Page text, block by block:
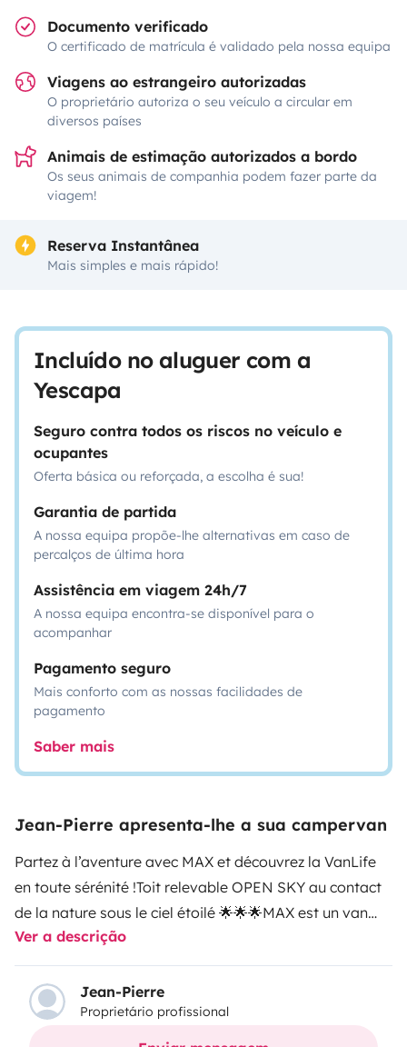
Documento verificado
O certificado de matrícula é validado pela nossa equipa
Viagens ao estrangeiro autorizadas
O proprietário autoriza o seu veículo a circular em
diversos países
Animais de estimação autorizados a bordo
Os seus animais de companhia podem fazer parte da
viagem!
Reserva Instantânea
Mais simples e mais rápido!
Incluído no aluguer com a
Yescapa
Seguro contra todos os riscos no veículo e
ocupantes
Oferta básica ou reforçada, a escolha é sua!
Garantia de partida
A nossa equipa propõe-lhe alternativas em caso de
percalços de última hora
Assistência em viagem 24h/7
A nossa equipa encontra-se disponível para o
acompanhar
Pagamento seguro
Mais conforto com as nossas facilidades de
pagamento
Saber mais
Jean-Pierre apresenta-lhe a sua campervan
Partez à l’aventure avec MAX et découvrez la VanLife
en toute sérénité !Toit relevable OPEN SKY au contact
de la nature sous le ciel étoilé 🌟🌟🌟MAX est un van
Volkswagen récemment aménagé par un
professionnel. En excellent état, il peut transporter 3
personnes et accueillir jusqu’à 2 adultes + 1 enfant pour
la nuit. Il est prêt à partir 🚐Pratique et accessible
Récupération possible à Roissy CDG (avion, TGV,
Ver a descrição
Jean-Pierre
Proprietário profissional